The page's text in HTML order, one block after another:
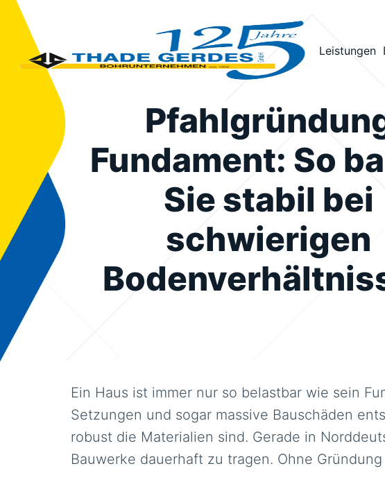
Leistungen
Fundament: So
Sie stabil bei
schwierigen
Ein Haus ist immer nur so belastbar wie sein
Setzungen und sogar massive Bauschäden
robust die Materialien sind. Gerade in
Bauwerke dauerhaft zu tragen. Ohne